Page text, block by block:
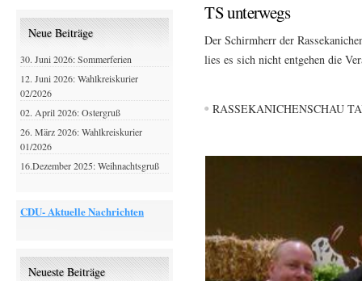
TS unterwegs
Der Schirmherr der
lies es sich nicht entgehen die
RASSEKANICHENSCHAU
Neue Beiträge
30. Juni 2026: Sommerferien
12. Juni 2026: Wahlkreiskurier
02/2026
02. April 2026: Ostergruß
26. März 2026: Wahlkreiskurier
01/2026
16.Dezember 2025: Weihnachtsgruß
CDU- Aktuelle Nachrichten
Neueste Beiträge